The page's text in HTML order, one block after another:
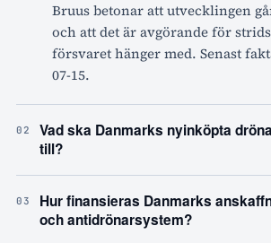
Bruus betonar att utvecklingen
och att det är avgörande för
försvaret hänger med. Senast
07-15.
02
Vad ska Danmarks nyinköpta
till?
03
Hur finansieras Danmarks
och antidrönarsystem?